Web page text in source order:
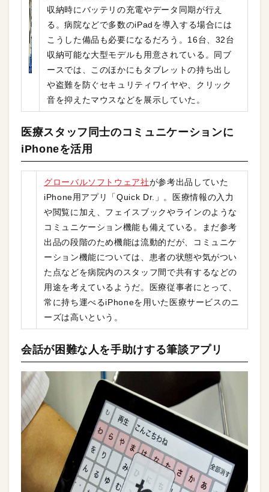
収納時にバッテリの充電やデータ同期が行え
る。病院などで多数のiPadを導入する場合には
こうした備品も必要になるだろう。16台、32台
収納可能な大型モデルも用意されている。同ブ
ースでは、このほかにもタブレットの持ち出し
や盗難を防ぐセキュリティワイヤや、クリック
音を抑えたマウスなどを展示していた。
医療スタッフ同士のコミュニケーションに
iPhoneを活用
グローバルソフトウェア社が参考出品していた
iPhone用アプリ「Quick Dr.」。医療情報の入力
や閲覧に加え、フェイスブックやラインのような
コミュニケーション機能も備えている。まだ参考
出品の段階のため機能は流動的だが、コミュニケ
ーション機能については、患者の状態や気がつい
た点などを病院内のスタッフ間で共有するなどの
用途を考えているようだ。医療従事者にとって、
常に持ち運べるiPhoneを用いた医療サービスのニ
ーズは高いという。
会話が困難な人を手助けする筆談アプリ